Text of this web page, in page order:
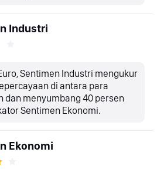
Industri
Sentimen Industri mengukur
di antara para
dan menyumbang 40 persen
Sentimen Ekonomi.
Ekonomi